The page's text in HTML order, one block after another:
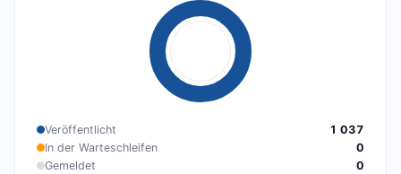
Veröffentlicht
1 037
In der Warteschleifen
0
Gemeldet
0